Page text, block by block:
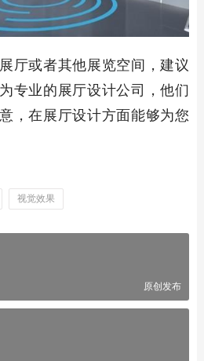
厅或者其他展览空间，建议
专业的展厅设计公司，他们
，在展厅设计方面能够为您
视觉效果
原创发布